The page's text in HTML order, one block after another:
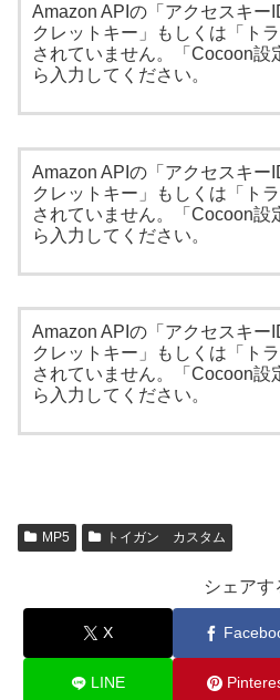
Amazon APIの「アクセスキー
クレットキー」もしくは「ト
されていません。「Cocoon設
ら入力してください。
Amazon APIの「アクセスキー
クレットキー」もしくは「ト
されていません。「Cocoon設
ら入力してください。
Amazon APIの「アクセスキー
クレットキー」もしくは「ト
されていません。「Cocoon設
ら入力してください。
MP5 トイガン カスタム
シェアす
X
LINE